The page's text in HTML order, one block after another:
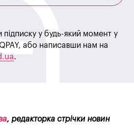
у будь-який момент у
або написавши нам на
.
, редакторка стрічки новин